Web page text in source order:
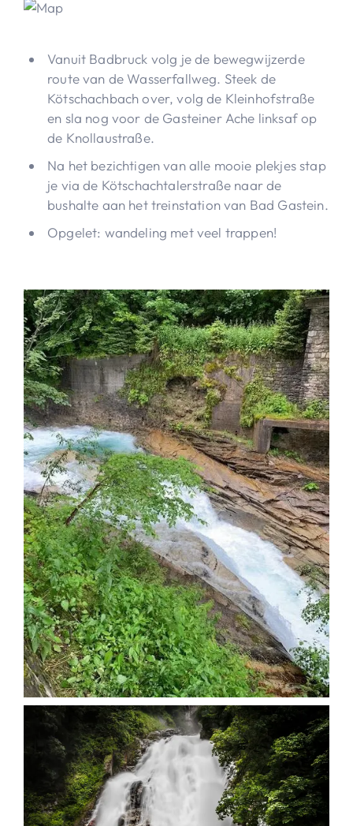
Vanuit Badbruck volg je de bewegwijzerde
route van de Wasserfallweg. Steek de
Kötschachbach over, volg de Kleinhofstraße
en sla nog voor de Gasteiner Ache linksaf op
de Knollaustraße.
Na het bezichtigen van alle mooie plekjes stap
je via de Kötschachtalerstraße naar de
bushalte aan het treinstation van Bad Gastein.
Opgelet: wandeling met veel trappen!